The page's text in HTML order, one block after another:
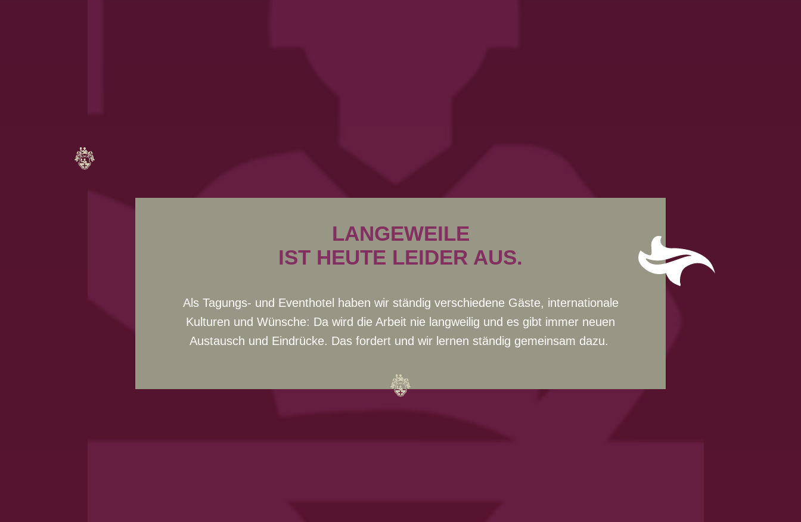
LANGEWEILE
IST HEUTE LEIDER AUS.
Als Tagungs- und Eventhotel haben wir ständig verschiedene Gäste, internationale
Kulturen und Wünsche: Da wird die Arbeit nie langweilig und es gibt immer neuen
Austausch und Eindrücke. Das fordert und wir lernen ständig gemeinsam dazu.